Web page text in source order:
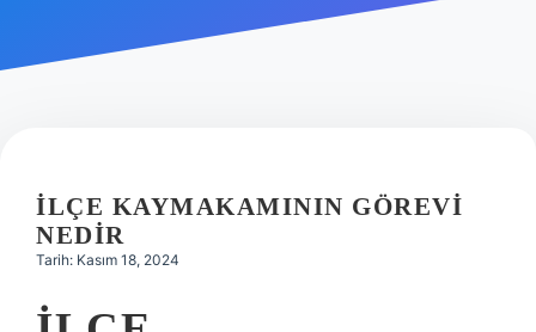
Hakkımızda
İLÇE KAYMAKAMININ GÖREVI
NEDIR
Tarih: Kasım 18, 2024